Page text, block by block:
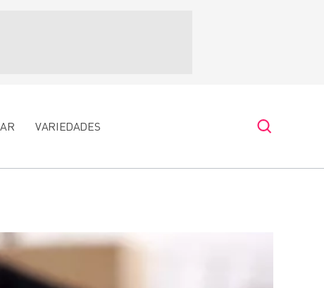
VARIEDADES